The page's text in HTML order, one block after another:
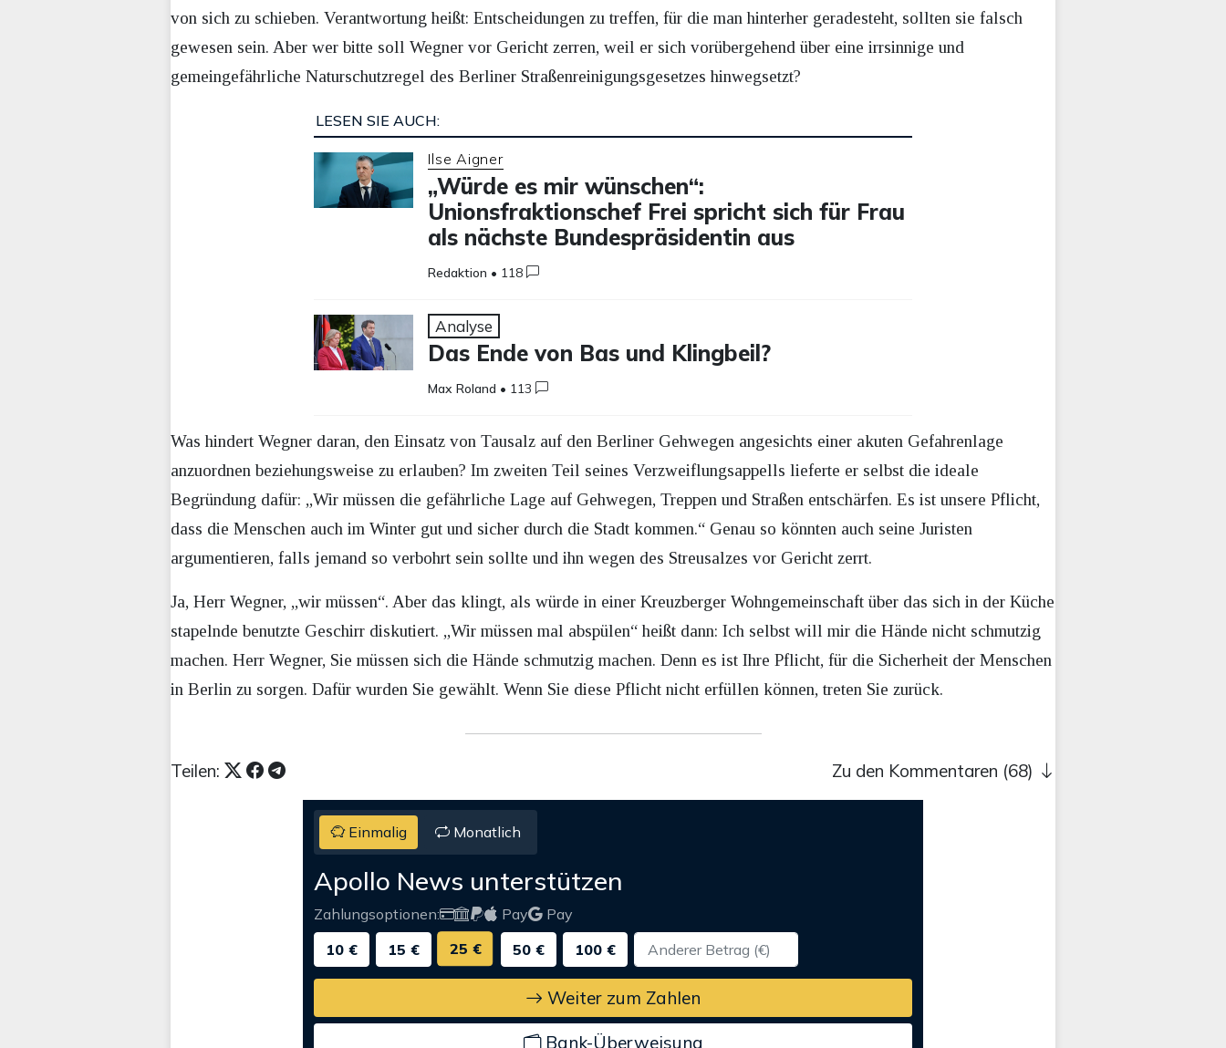
von sich zu schieben. Verantwortung heißt: Entscheidungen zu treffen, für die man hinterher geradesteht, sollten sie falsch
gewesen sein. Aber wer bitte soll Wegner vor Gericht zerren, weil er sich vorübergehend über eine irrsinnige und
gemeingefährliche Naturschutzregel des Berliner Straßenreinigungsgesetzes hinwegsetzt?
LESEN SIE AUCH:
Ilse Aigner
„Würde es mir wünschen“:
Unionsfraktionschef Frei spricht sich für Frau
als nächste Bundespräsidentin aus
Redaktion • 118
Analyse
Das Ende von Bas und Klingbeil?
Max Roland • 113
Was hindert Wegner daran, den Einsatz von Tausalz auf den Berliner Gehwegen angesichts einer akuten Gefahrenlage
anzuordnen beziehungsweise zu erlauben? Im zweiten Teil seines Verzweiflungsappells lieferte er selbst die ideale
Begründung dafür: „Wir müssen die gefährliche Lage auf Gehwegen, Treppen und Straßen entschärfen. Es ist unsere Pflicht,
dass die Menschen auch im Winter gut und sicher durch die Stadt kommen.“ Genau so könnten auch seine Juristen
argumentieren, falls jemand so verbohrt sein sollte und ihn wegen des Streusalzes vor Gericht zerrt.
Ja, Herr Wegner, „wir müssen“. Aber das klingt, als würde in einer Kreuzberger Wohngemeinschaft über das sich in der Küche
stapelnde benutzte Geschirr diskutiert. „Wir müssen mal abspülen“ heißt dann: Ich selbst will mir die Hände nicht schmutzig
machen. Herr Wegner, Sie müssen sich die Hände schmutzig machen. Denn es ist Ihre Pflicht, für die Sicherheit der Menschen
in Berlin zu sorgen. Dafür wurden Sie gewählt. Wenn Sie diese Pflicht nicht erfüllen können, treten Sie zurück.
Teilen: Zu den Kommentaren (68)
Einmalig Monatlich
Apollo News unterstützen
Zahlungsoptionen: Pay
Pay
10 €
15 € 25 € 50 € 100 €
Weiter zum Zahlen
Bank-Überweisung